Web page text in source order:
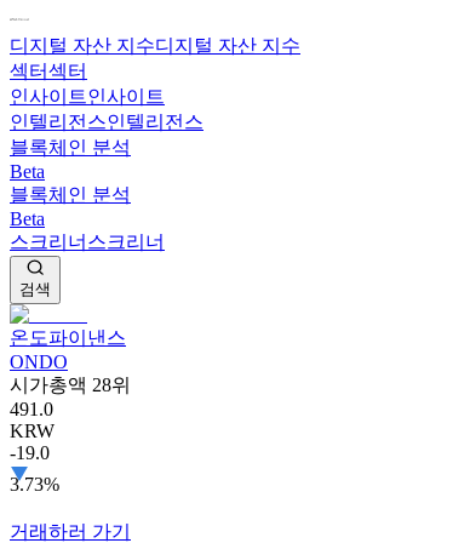
디지털 자산 지수디지털 자산 지수
섹터섹터
인사이트인사이트
인텔리전스인텔리전스
블록체인 분석
Beta
블록체인 분석
Beta
스크리너 스크리너
검색
온도파이낸스
ONDO
시가총액 28위
491.0
KRW
-19.0
3.73%
거래하러 가기